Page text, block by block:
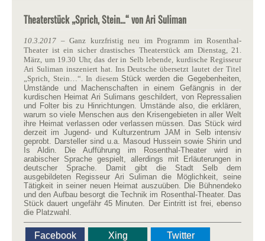
Theaterstück „Sprich, Stein…“ von Ari Suliman
10.3.2017 – Ganz kurzfristig neu im Programm im Rosenthal-
Theater ist ein sicher drastisches Theaterstück am Dienstag, 21.
März, um 19.30 Uhr, das der in Selb lebende, kurdische Regisseur
Ari Suliman inszeniert hat. Ins Deutsche übersetzt lautet der Titel
„Sprich, Stein…“. In diesem Stück werden die Gegebenheiten,
Umstände und Machenschaften in einem Gefängnis in der
kurdischen Heimat Ari Sulimans geschildert, von Repressalien
und Folter bis zu Hinrichtungen. Umstände also, die erklären,
warum so viele Menschen aus den Krisengebieten in aller Welt
ihre Heimat verlassen oder verlassen müssen. Das Stück wird
derzeit im Jugend- und Kulturzentrum JAM in Selb intensiv
geprobt. Darsteller sind u.a. Masoud Hussein sowie Shirin und
Is Aldin. Die Aufführung im Rosenthal-Theater wird in
arabischer Sprache gespielt, allerdings mit Erläuterungen in
deutscher Sprache. Damit gibt die Stadt Selb dem
ausgebildeten Regisseur Ari Suliman die Möglichkeit, seine
Tätigkeit in seiner neuen Heimat auszuüben. Die Bühnendeko
und den Aufbau besorgt die Technik im Rosenthal-Theater. Das
Stück dauert ungefähr 45 Minuten. Der Eintritt ist frei, ebenso
die Platzwahl.
Facebook Xing
Twitter